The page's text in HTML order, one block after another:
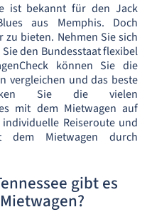
ist bekannt für den Jack
aus Memphis. Doch
zu bieten. Nehmen Sie sich
den Bundesstaat flexibel
können Sie die
vergleichen und das beste
Sie die vielen
mit dem Mietwagen auf
Reiseroute und
dem Mietwagen durch
gibt es